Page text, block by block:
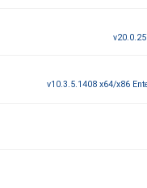
v10.3.5.1408 x64/x86